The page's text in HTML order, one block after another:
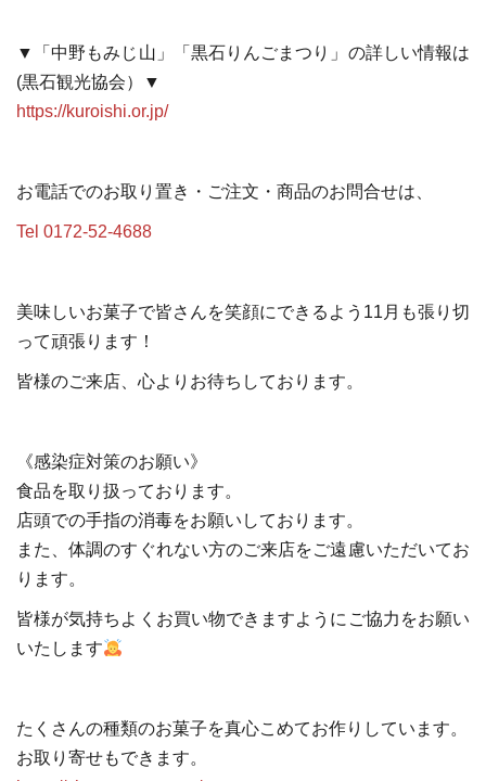
▼「中野もみじ山」「黒石りんごまつり」の詳しい情報は
(黒石観光協会）▼
https://kuroishi.or.jp/
お電話でのお取り置き・ご注文・商品のお問合せは、
Tel 0172-52-4688
美味しいお菓子で皆さんを笑顔にできるよう11月も張り切
って頑張ります！
皆様のご来店、心よりお待ちしております。
《感染症対策のお願い》
食品を取り扱っております。
店頭での手指の消毒をお願いしております。
また、体調のすぐれない方のご来店をご遠慮いただいてお
ります。
皆様が気持ちよくお買い物できますようにご協力をお願い
いたします
たくさんの種類のお菓子を真心こめてお作りしています。
お取り寄せもできます。